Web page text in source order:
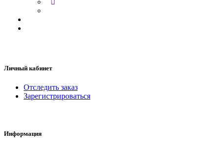
Личный кабинет
Отследить заказ
Зарегистрироваться
Информация